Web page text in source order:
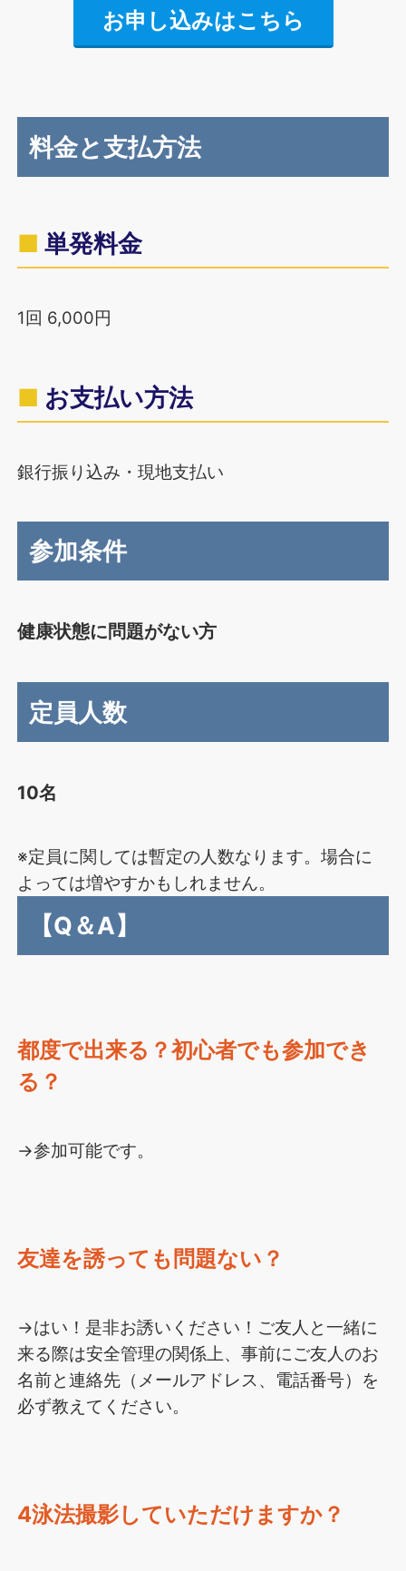
お申し込みはこちら
料金と支払方法
単発料金
1回 6,000円
お支払い方法
銀行振り込み・現地支払い
参加条件
健康状態に問題がない方
定員人数
10名
※定員に関しては暫定の人数なります。場合に
よっては増やすかもしれません。
【Q＆A】
都度で出来る？初心者でも参加でき
る？
→参加可能です。
友達を誘っても問題ない？
→はい！是非お誘いください！ご友人と一緒に
来る際は安全管理の関係上、事前にご友人のお
名前と連絡先（メールアドレス、電話番号）を
必ず教えてください。
4泳法撮影していただけますか？